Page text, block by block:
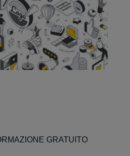
GRATUITO